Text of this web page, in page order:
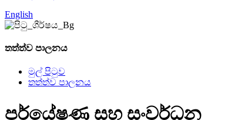
English
තත්ත්ව පාලනය
මුල් පිටුව
තත්ත්ව පාලනය
පර්යේෂණ සහ සංවර්ධන